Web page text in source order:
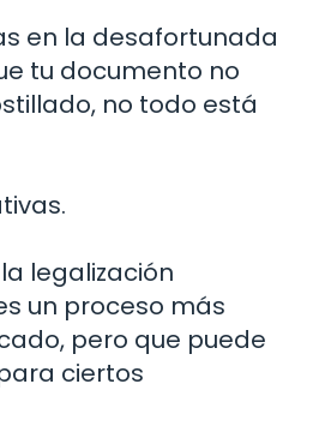
en la desafortunada
tu documento no
no todo está
legalización
un proceso más
pero que puede
ciertos